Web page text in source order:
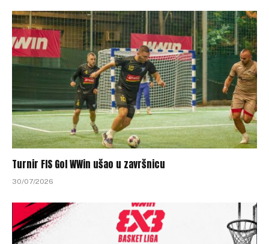
Turnir FIS Gol WWin ušao u završnicu
30/07/2026